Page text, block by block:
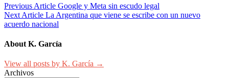
Navegación
de
Previous Article Google y Meta sin escudo legal
Next Article La Argentina que viene se escribe con un nuevo
acuerdo nacional
About K. García
View all posts by K. García →
Archivos